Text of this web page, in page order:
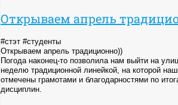
Открываем апрель
#стэт #студенты
Открываем апрель традиционно))
Погода наконец-то позволила нам выйти на
неделю традиционной линейкой, на которой
отмечены грамотами и благодарностями по
дисциплин.